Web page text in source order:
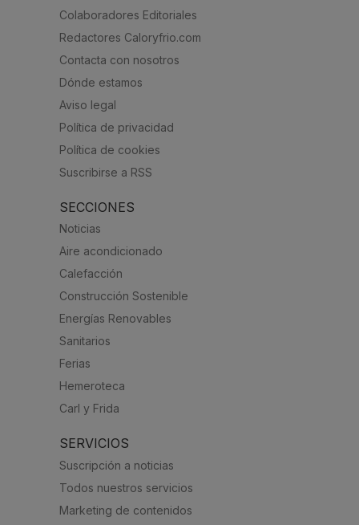
Colaboradores Editoriales
Redactores Caloryfrio.com
Contacta con nosotros
Dónde estamos
Aviso legal
Política de privacidad
Política de cookies
Suscribirse a RSS
SECCIONES
Noticias
Aire acondicionado
Calefacción
Construcción Sostenible
Energías Renovables
Sanitarios
Ferias
Hemeroteca
Carl y Frida
SERVICIOS
Suscripción a noticias
Todos nuestros servicios
Marketing de contenidos